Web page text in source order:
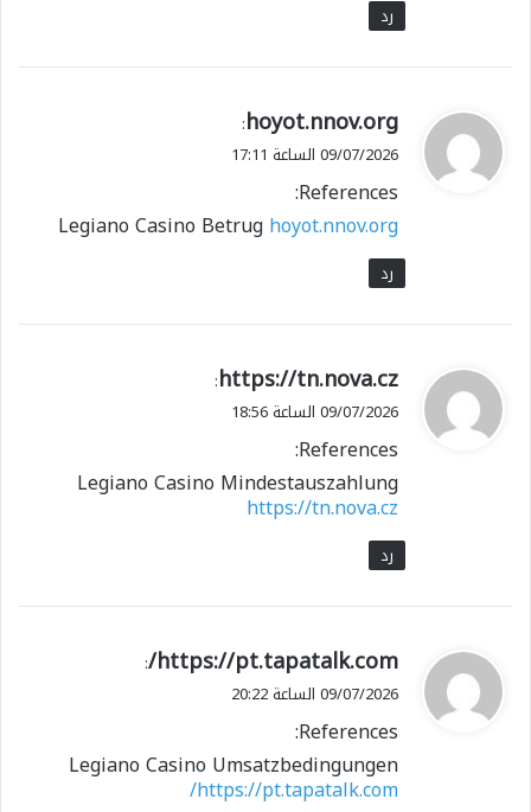
رد
ي
ق
ل
hoyot.nnov.org
:
09/07/2026 الساعة 17:11
References:
Legiano Casino Betrughoyot.nnov.org
رد
ي
ق
ل
https://tn.nova.cz
:
09/07/2026 الساعة 18:56
References:
Legiano Casino Mindestauszahlung
https://tn.nova.cz
رد
ي
ق
ل
https://pt.tapatalk.com/
:
09/07/2026 الساعة 20:22
References:
Legiano Casino Umsatzbedingungen
https://pt.tapatalk.com/